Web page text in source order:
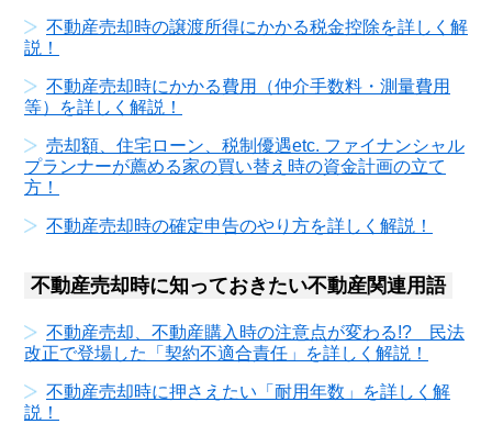
不動産売却時の譲渡所得にかかる税金控除を詳しく解
説！
不動産売却時にかかる費用（仲介手数料・測量費用
等）を詳しく解説！
売却額、住宅ローン、税制優遇etc. ファイナンシャル
プランナーが薦める家の買い替え時の資金計画の立て
方！
不動産売却時の確定申告のやり方を詳しく解説！
不動産売却時に知っておきたい不動産関連用語
不動産売却、不動産購入時の注意点が変わる!? 民法
改正で登場した「契約不適合責任」を詳しく解説！
不動産売却時に押さえたい「耐用年数」を詳しく解
説！